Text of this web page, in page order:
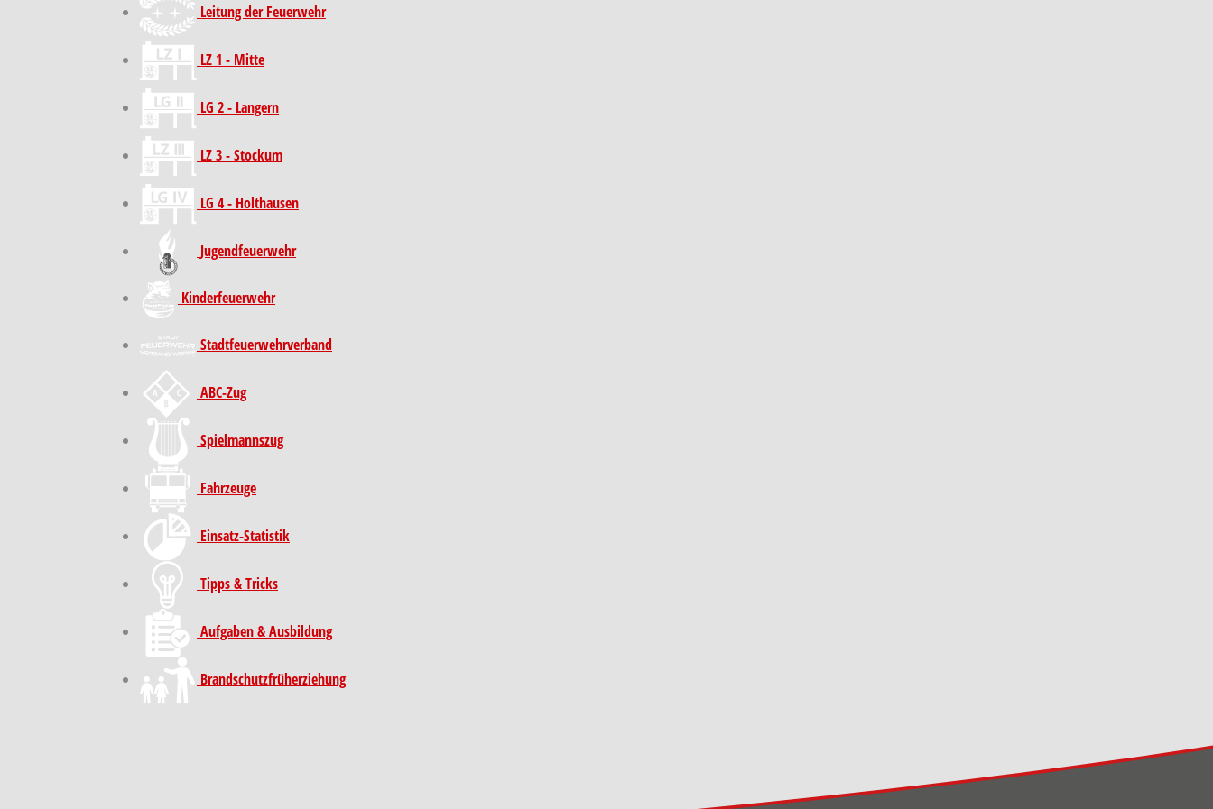
Leitung der Feuerwehr
LZ 1 - Mitte
LG 2 - Langern
LZ 3 - Stockum
LG 4 - Holthausen
Jugendfeuerwehr
Kinder­feuer­wehr
Stadt­feuer­wehr­verband
ABC-Zug
Spielmannszug
Fahrzeuge
Einsatz-Statistik
Tipps & Tricks
Aufgaben & Ausbildung
Brand­schutz­früh­erziehung